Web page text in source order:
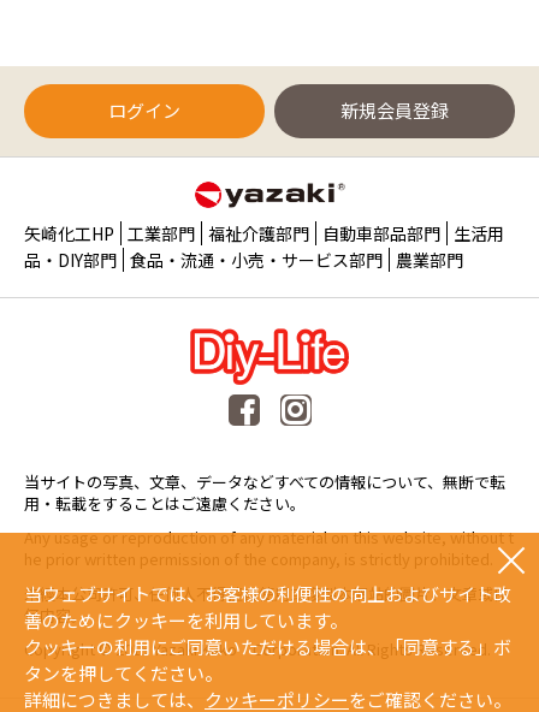
ログイン 新規会員登録
矢崎化工HP 工業部門 福祉介護部門 自動車部品部門 生活用
品・DIY部門 食品・流通・小売・サービス部門 農業部門
当サイトの写真、文章、データなどすべての情報について、無断で転
用・転載をすることはご遠慮ください。
Any usage or reproduction of any material on this website, without t
he prior written permission of the company, is strictly prohibited.
未經本公司許可、任何人不得擅自使用或複製本網站的圖片、文章或任
何内容。
Copyright © 2015 Yazaki Kako Corporation. All Rights Reserved.
当ウェブサイトでは、お客様の利便性の向上およびサイト改
善のためにクッキーを利用しています。
クッキーの利用にご同意いただける場合は、「同意する」ボ
タンを押してください。
詳細につきましては、 クッキーポリシーをご確認ください。